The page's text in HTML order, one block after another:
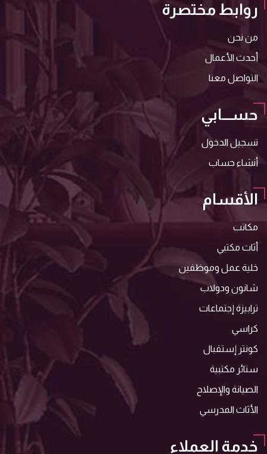
روابط مختصرة
من نحن
أحدث الأعمال
التواصل معنا
حســـابي
تسجيل الدخول
أنشاء حساب
الأقسام
مكاتب
أثاث مكتبي
خلية عمل وموظفين
شانون ودولاب
ترابيزة إجتماعات
كراسي
كونتر إستقبال
ستائر مكتبية
الصيانة والإصلاح
الأثاث المدرسي
خدمة العملاء